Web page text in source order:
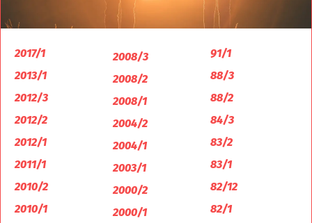
2017/1
2013/1
2012/3
2012/2
2012/1
2011/1
2010/2
2010/1
2008/3
2008/2
2008/1
2004/2
2004/1
2003/1
2000/2
2000/1
91/1
88/3
88/2
84/3
83/2
83/1
82/12
82/1